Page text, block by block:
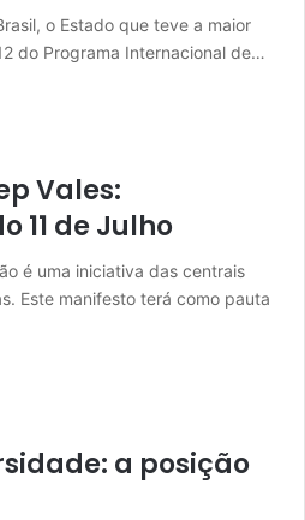
o Estado que teve a maior
do Programa Internacional de…
Vales:
11 de Julho
é uma iniciativa das centrais
Este manifesto terá como pauta
a posição